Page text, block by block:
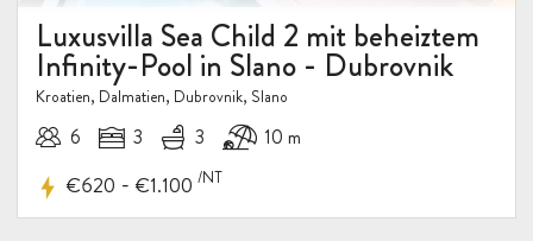
Luxusvilla Sea Child 2 mit beheiztem
Infinity-Pool in Slano - Dubrovnik
Kroatien, Dalmatien, Dubrovnik, Slano
6 3 3 10 m
€620 - €1.100 /NT